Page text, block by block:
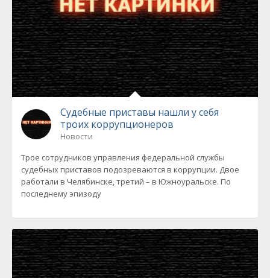
Судебные приставы нашли у себя
троих коррупционеров
Новости
Трое сотрудников управления федеральной службы
судебных приставов подозреваются в коррупции. Двое
работали в Челябинске, третий – в Южноуральске. По
последнему эпизоду